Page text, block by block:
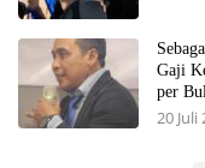
Gaji
per
20 Juli